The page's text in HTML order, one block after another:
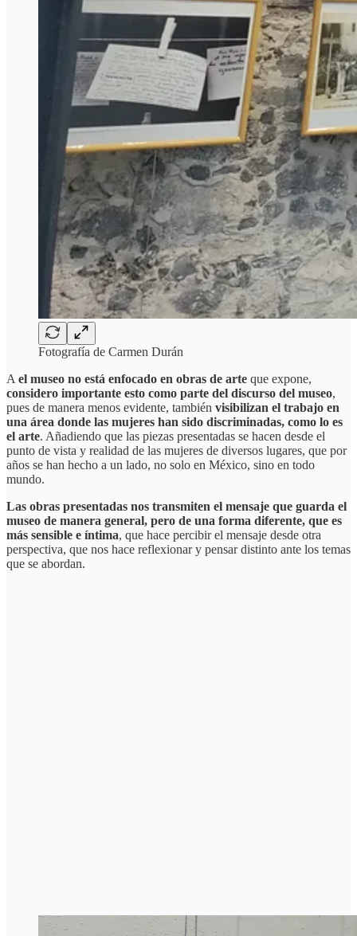
Fotografía de Carmen Durán
A el museo no está enfocado en obras de arte que expone,
considero importante esto como parte del discurso del museo,
pues de manera menos evidente, también visibilizan el trabajo en
una área donde las mujeres han sido discriminadas, como lo es
el arte. Añadiendo que las piezas presentadas se hacen desde el
punto de vista y realidad de las mujeres de diversos lugares, que por
años se han hecho a un lado, no solo en México, sino en todo
mundo.
Las obras presentadas nos transmiten el mensaje que guarda el
museo de manera general, pero de una forma diferente, que es
más sensible e íntima, que hace percibir el mensaje desde otra
perspectiva, que nos hace reflexionar y pensar distinto ante los temas
que se abordan.